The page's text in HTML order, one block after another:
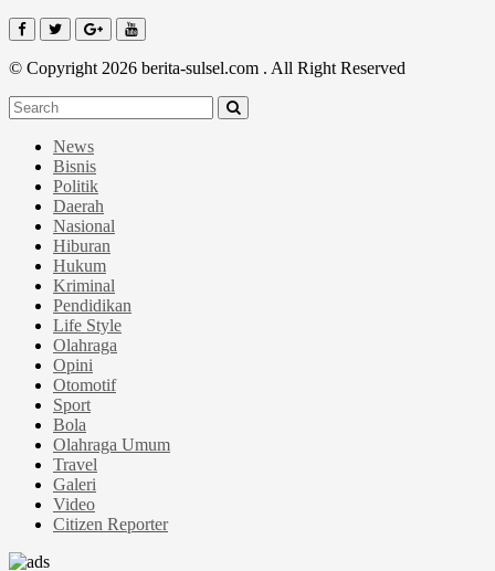
© Copyright 2026 berita-sulsel.com . All Right Reserved
News
Bisnis
Politik
Daerah
Nasional
Hiburan
Hukum
Kriminal
Pendidikan
Life Style
Olahraga
Opini
Otomotif
Sport
Bola
Olahraga Umum
Travel
Galeri
Video
Citizen Reporter